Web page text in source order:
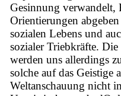
Gesinnung verwandelt,
Orientierungen
sozialen Lebens und
sozialer Triebkräfte. Die
werden uns allerdings
solche auf das Geistige
Weltanschauung nicht